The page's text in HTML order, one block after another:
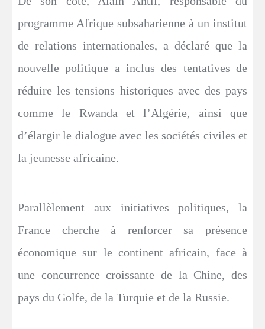
programme Afrique subsaharienne à un institut
de relations internationales, a déclaré que la
nouvelle politique a inclus des tentatives de
réduire les tensions historiques avec des pays
comme le Rwanda et l’Algérie, ainsi que
d’élargir le dialogue avec les sociétés civiles et
la jeunesse africaine.
Parallèlement aux initiatives politiques, la
France cherche à renforcer sa présence
économique sur le continent africain, face à
une concurrence croissante de la Chine, des
pays du Golfe, de la Turquie et de la Russie.